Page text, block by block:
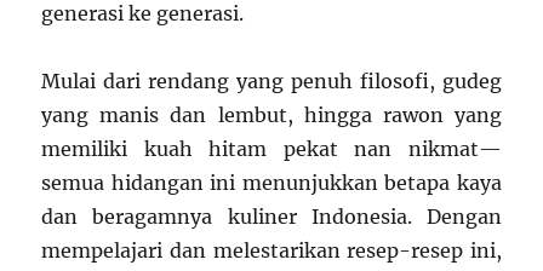
generasi ke generasi.
Mulai dari rendang yang penuh filosofi, gudeg
yang manis dan lembut, hingga rawon yang
memiliki kuah hitam pekat nan nikmat—
semua hidangan ini menunjukkan betapa kaya
dan beragamnya kuliner Indonesia. Dengan
mempelajari dan melestarikan resep-resep ini,